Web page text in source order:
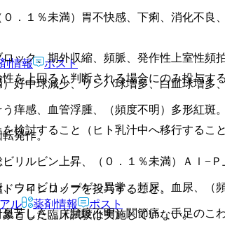
を上回ると判断される場合にのみ投与す
検討すること（ヒト乳汁中へ移行するこ
ライシロップを投与すること。
とした臨床試験は実施していない。
１％未満）胃不快感、下痢、消化不良
ク、期外収縮、頻脈、発作性上室性頻拍
中球減少、リンパ球増多、白血球増多
痒感、血管浮腫、（頻度不明）多形紅斑。
発作。
ルビン上昇、（０．１％未満）Ａｌ−Ｐ
ロビリノーゲン異常、頻尿、血尿、（
しさ、（頻度不明）関節痛、手足のこ
情報 ポスト
ル 薬剤情報 ポスト